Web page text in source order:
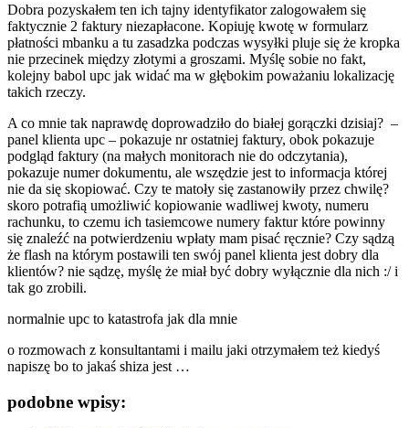
Dobra pozyskałem ten ich tajny identyfikator zalogowałem się
faktycznie 2 faktury niezapłacone. Kopiuję kwotę w formularz
płatności mbanku a tu zasadzka podczas wysyłki pluje się że kropka
nie przecinek między złotymi a groszami. Myślę sobie no fakt,
kolejny babol upc jak widać ma w głębokim poważaniu lokalizację
takich rzeczy.
A co mnie tak naprawdę doprowadziło do białej gorączki dzisiaj? –
panel klienta upc – pokazuje nr ostatniej faktury, obok pokazuje
podgląd faktury (na małych monitorach nie do odczytania),
pokazuje numer dokumentu, ale wszędzie jest to informacja której
nie da się skopiować. Czy te matoły się zastanowiły przez chwilę?
skoro potrafią umożliwić kopiowanie wadliwej kwoty, numeru
rachunku, to czemu ich tasiemcowe numery faktur które powinny
się znaleźć na potwierdzeniu wpłaty mam pisać ręcznie? Czy sądzą
że flash na którym postawili ten swój panel klienta jest dobry dla
klientów? nie sądzę, myślę że miał być dobry wyłącznie dla nich :/ i
tak go zrobili.
normalnie upc to katastrofa jak dla mnie
o rozmowach z konsultantami i mailu jaki otrzymałem też kiedyś
napiszę bo to jakaś shiza jest …
podobne wpisy: